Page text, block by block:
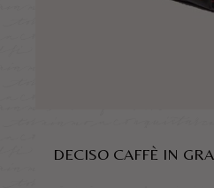
DECISO CAFFÈ IN